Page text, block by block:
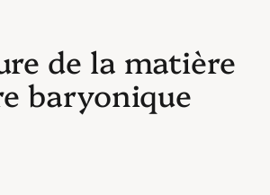
de la matière
baryonique